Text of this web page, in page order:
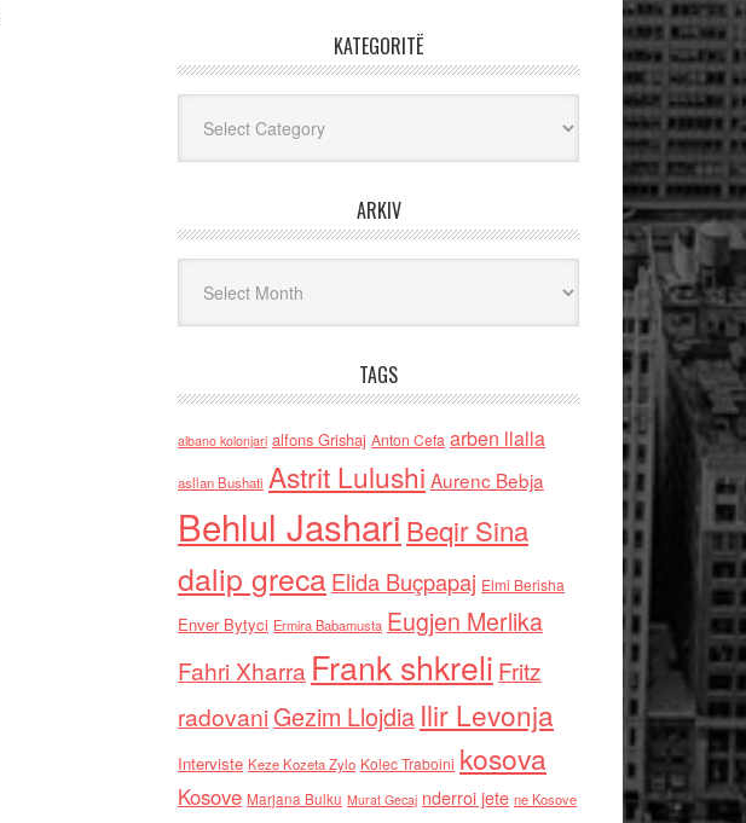
KATEGORITË
ARKIV
TAGS
albano kolonjari alfons Grishaj Anton Cefa arben llalla
asllan Bushati Astrit Lulushi Aurenc Bebja
Behlul Jashari Beqir Sina
dalip grecaElida Buçpapaj Elmi Berisha
Enver Bytyci Ermira Babamusta Eugjen Merlika
Fahri Xharra Frank shkreli Fritz
radovaniGezim Llojdia Ilir Levonja
Interviste Keze Kozeta Zylo Kolec Traboini kosova
Kosove Marjana Bulku Murat Gecaj nderroi jete ne Kosove